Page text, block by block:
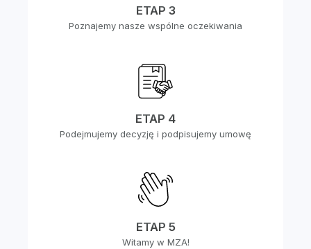
ETAP 3
Poznajemy nasze wspólne oczekiwania
ETAP 4
Podejmujemy decyzję i podpisujemy umowę
ETAP 5
Witamy w MZA!